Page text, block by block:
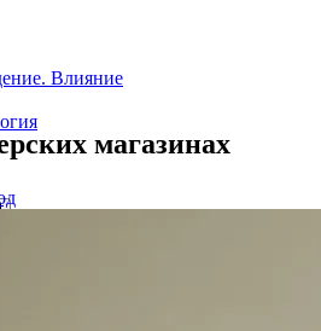
Влияние
магазинах